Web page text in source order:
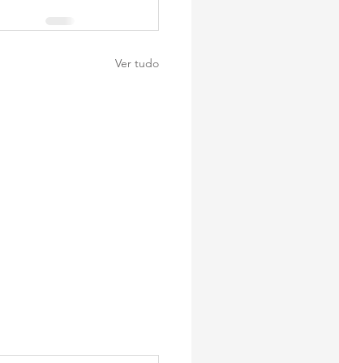
Ver tudo